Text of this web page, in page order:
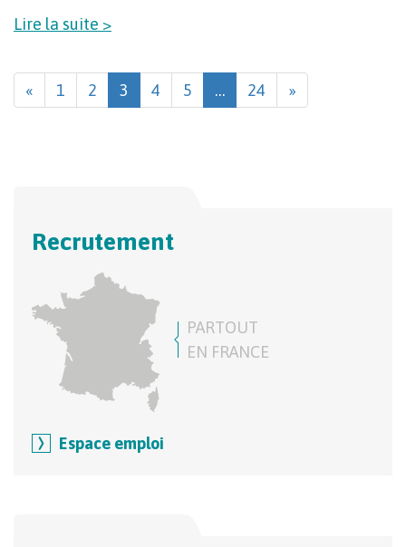
Recrutement
PARTOUT
EN FRANCE
Espace emploi
Lire la suite >
« 1 2 3 4 5 … 24 »